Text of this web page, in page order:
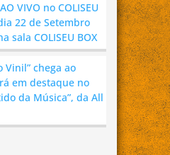
VIVO no COLISEU
22 de Setembro
sala COLISEU BOX
Vinil” chega ao
em destaque no
da Música”, da All